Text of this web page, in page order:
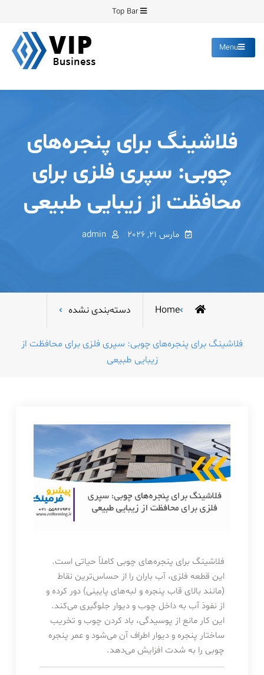
content
Top Bar
Menu
فلاشینگ برای پنجره‌های
چوبی: سپری فلزی برای
محافظت از زیبایی طبیعی
مارس 21, 2026 admin
Home دسته‌بندی نشده
فلاشینگ برای پنجره‌های چوبی: سپری فلزی برای محافظت از
زیبایی طبیعی
فلاشینگ برای پنجره‌های چوبی کاملاً حیاتی است.
این قطعه فلزی، آب باران را از حساس‌ترین نقاط
(مانند بالای قاب پنجره و لبه‌های پایینی) دور کرده و
از نفوذ آب به داخل چوب و دیوار جلوگیری می‌کند.
این کار مانع از پوسیدگی، باد کردن چوب و تخریب
ساختار پنجره و دیوار اطراف آن می‌شود و عمر پنجره
چوبی را به شدت افزایش می‌دهد.